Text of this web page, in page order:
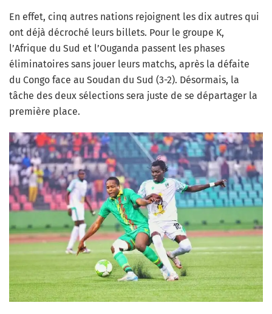
En effet, cinq autres nations rejoignent les dix autres qui
ont déjà décroché leurs billets. Pour le groupe K,
l’Afrique du Sud et l’Ouganda passent les phases
éliminatoires sans jouer leurs matchs, après la défaite
du Congo face au Soudan du Sud (3-2). Désormais, la
tâche des deux sélections sera juste de se départager la
première place.